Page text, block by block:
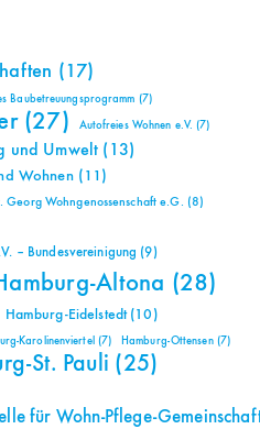
(17)
Baubetreuungsprogramm (7)
(27) Autofreies Wohnen e.V. (7)
und Umwelt (13)
Wohnen(11)
Georg Wohngenossenschaft e.G. (8)
– Bundesvereinigung (9)
Altona (28)
Hamburg-Eidelstedt(10)
Karolinenviertel (7) Hamburg-Ottensen(7)
St. Pauli (25)
für Wohn-Pflege-